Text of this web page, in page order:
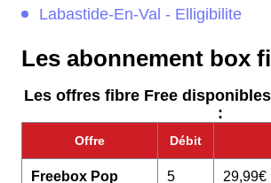
Labastide-En-Val - Elligibilite
Les abonnement box
Les offres fibre Free
:
Offre Débit
Freebox Pop
5
29,99€